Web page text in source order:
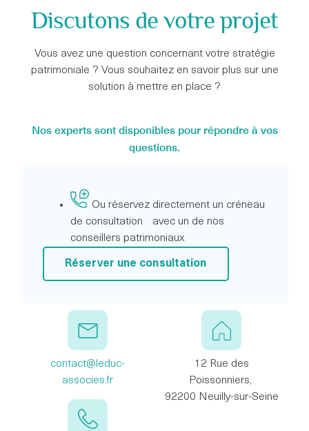
Discutons de votre projet
Vous avez une question concernant votre stratégie
patrimoniale ? Vous souhaitez en savoir plus sur une
solution à mettre en place ?
Nos experts sont disponibles pour répondre à vos
questions.
Ou réservez directement un créneau
de consultation avec un de nos
conseillers patrimoniaux
Réserver une consultation
contact@leduc-
associes.fr
12 Rue des
Poissonniers,
92200 Neuilly-sur-Seine